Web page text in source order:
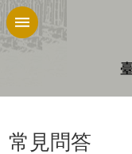
跳到主要內容區塊
常見問答